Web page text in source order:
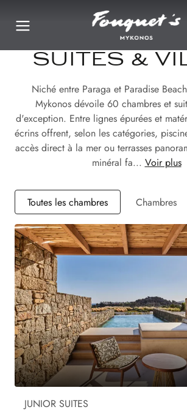
SUITES &
Niché entre Paraga et Paradise
Mykonos dévoile 60 chambres et
d'exception. Entre lignes épurées et
écrins offrent, selon les catégories,
accès direct à la mer ou terrasses
minéral fa... Voir plus
Toutes les chambres Chambres
JUNIOR SUITES